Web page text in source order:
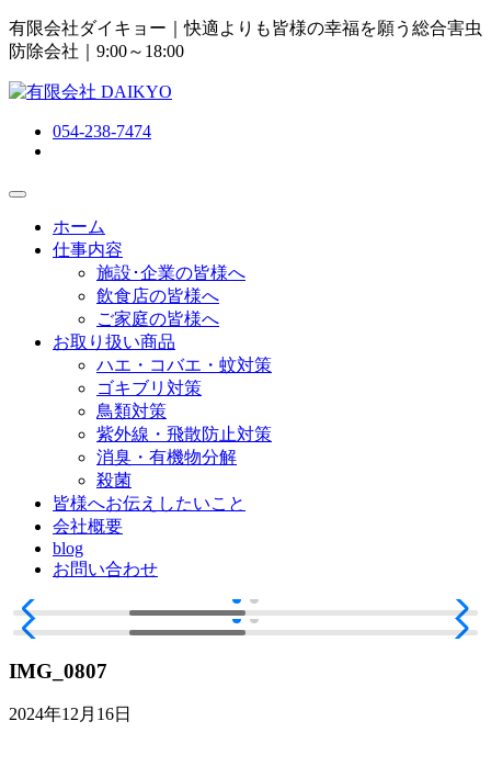
有限会社ダイキョー｜快適よりも皆様の幸福を願う総合害虫
防除会社 ｜9:00～18:00
054-238-7474
ホーム
仕事内容
施設･企業の皆様へ
飲食店の皆様へ
ご家庭の皆様へ
お取り扱い商品
ハエ・コバエ・蚊対策
ゴキブリ対策
鳥類対策
紫外線・飛散防止対策
消臭・有機物分解
殺菌
皆様へお伝えしたいこと
会社概要
blog
お問い合わせ
IMG_0807
2024年12月16日